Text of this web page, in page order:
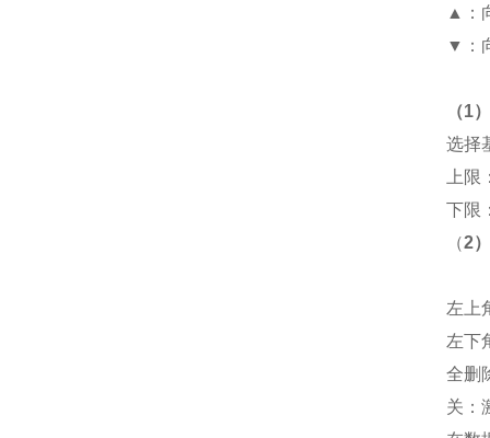
▲：
▼：
（1
选择
上限
下限
（2
左上
左下
全删
关：